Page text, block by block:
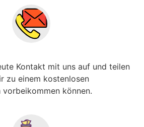
Kontakt mit uns auf und teilen
zu einem kostenlosen
können.